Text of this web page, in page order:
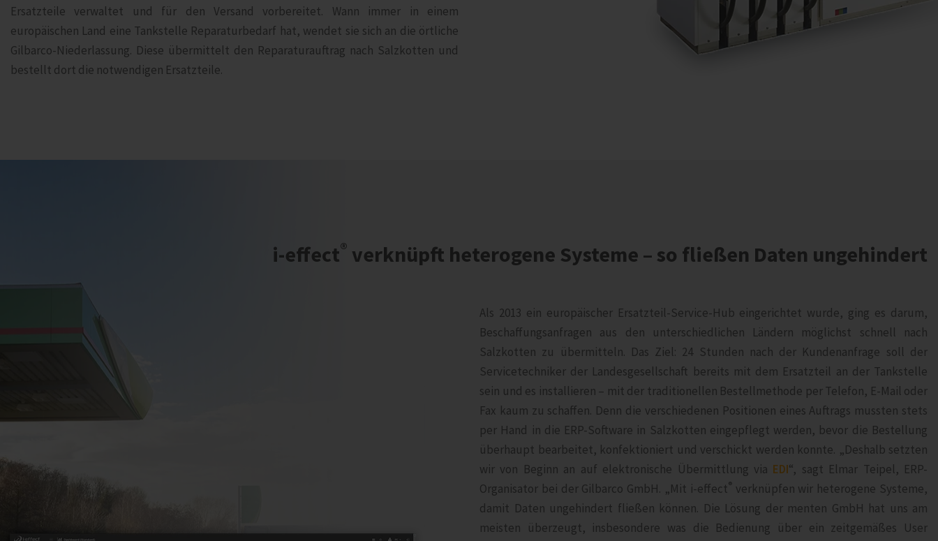
Ersatzteile verwaltet und für den Versand vorbereitet. Wann immer in einem
europäischen Land eine Tankstelle Reparaturbedarf hat, wendet sie sich an die örtliche
Gilbarco-Niederlassung. Diese übermittelt den Reparaturauftrag nach Salzkotten und
bestellt dort die notwendigen Ersatzteile.
i‑effect® verknüpft heterogene Systeme – so fließen Daten ungehindert
Als 2013 ein europäischer Ersatzteil-Service-Hub eingerichtet wurde, ging es darum,
Beschaffungsanfragen aus den unterschiedlichen Ländern möglichst schnell nach
Salzkotten zu übermitteln. Das Ziel: 24 Stunden nach der Kundenanfrage soll der
Servicetechniker der Landesgesellschaft bereits mit dem Ersatzteil an der Tankstelle
sein und es installieren – mit der traditionellen Bestellmethode per Telefon, E-Mail oder
Fax kaum zu schaffen. Denn die verschiedenen Positionen eines Auftrags mussten stets
per Hand in die ERP-Software in Salzkotten eingepflegt werden, bevor die Bestellung
überhaupt bearbeitet, konfektioniert und verschickt werden konnte. „Deshalb setzten
wir von Beginn an auf elektronische Übermittlung via EDI“, sagt Elmar Teipel, ERP-
Organisator bei der Gilbarco GmbH. „Mit i‑effect®verknüpfen wir heterogene Systeme,
damit Daten ungehindert fließen können. Die Lösung der menten GmbH hat uns am
meisten überzeugt, insbesondere was die Bedienung über ein zeitgemäßes User